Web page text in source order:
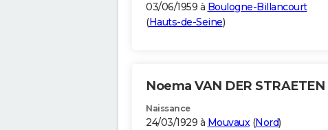
03/06/1959 à Boulogne-Billancourt
(Hauts-de-Seine)
Noema VAN DER STRAETEN
Naissance
24/03/1929 à Mouvaux(Nord)